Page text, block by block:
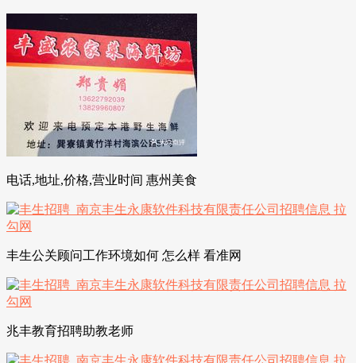
电话,地址,价格,营业时间 惠州美食
丰生公关顾问工作环境如何 怎么样 看准网
兆丰教育招聘助教老师